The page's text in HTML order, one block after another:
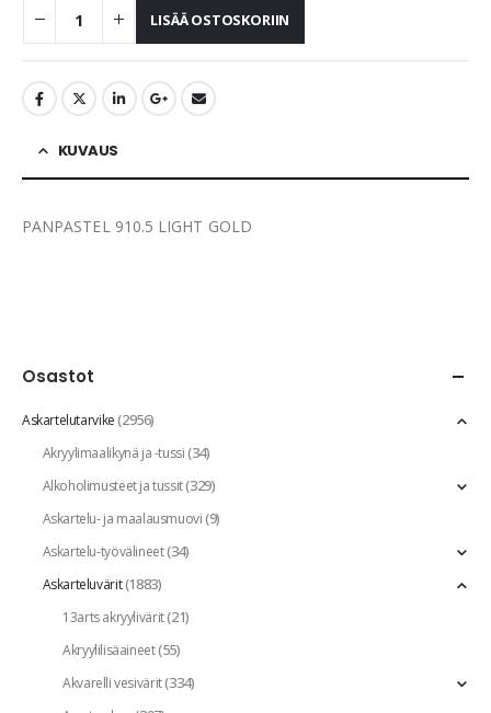
LISÄÄ OSTOSKORIIN
KUVAUS
PANPASTEL 910.5 LIGHT GOLD
Osastot
Askartelutarvike(2956)
Akryylimaalikynä ja -tussi(34)
Alkoholimusteet ja tussit(329)
Askartelu- ja maalausmuovi(9)
Askartelu-työvälineet(34)
Askarteluvärit(1883)
13arts akryylivärit(21)
Akryylilisäaineet(55)
Akvarelli vesivärit(334)